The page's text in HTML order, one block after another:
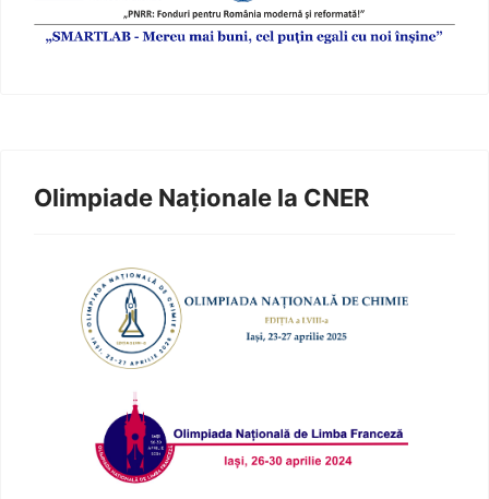
Olimpiade Naționale la CNER